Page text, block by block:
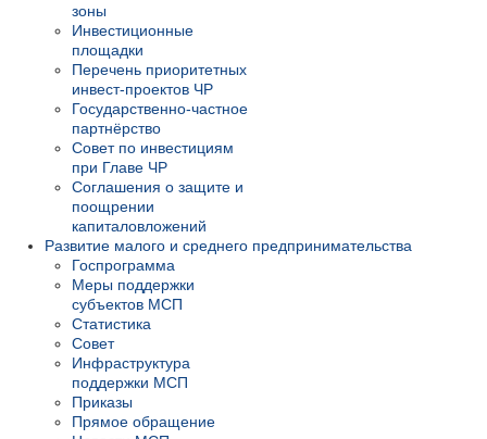
зоны
Инвестиционные
площадки
Перечень приоритетных
инвест-проектов ЧР
Государственно-частное
партнёрство
Совет по инвестициям
при Главе ЧР
Соглашения о защите и
поощрении
капиталовложений
Развитие малого и среднего предпринимательства
Госпрограмма
Меры поддержки
субъектов МСП
Статистика
Совет
Инфраструктура
поддержки МСП
Приказы
Прямое обращение